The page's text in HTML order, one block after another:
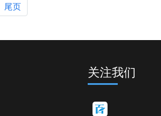
尾页
关注我们